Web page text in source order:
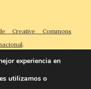
del
José
de
Creative Commons
.
experiencia en
utilizamos o